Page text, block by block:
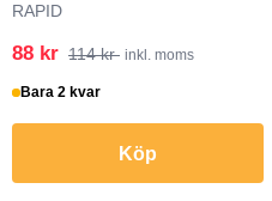
RAPID
88 kr 114 kr inkl. moms
Bara 2 kvar
Köp